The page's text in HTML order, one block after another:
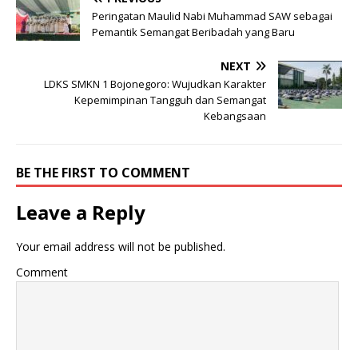
Peringatan Maulid Nabi Muhammad SAW sebagai
Pemantik Semangat Beribadah yang Baru
NEXT
LDKS SMKN 1 Bojonegoro: Wujudkan Karakter
Kepemimpinan Tangguh dan Semangat
Kebangsaan
BE THE FIRST TO COMMENT
Leave a Reply
Your email address will not be published.
Comment